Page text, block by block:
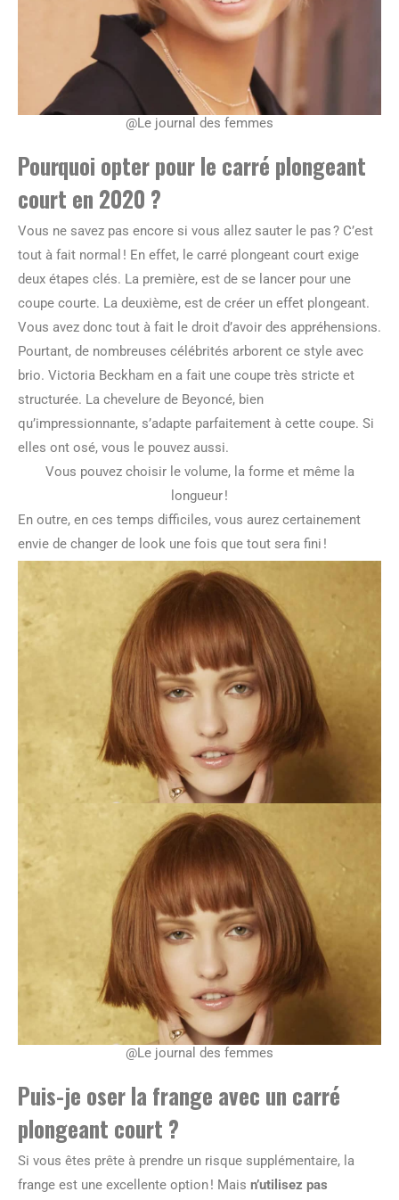
@Le journal des femmes
Pourquoi opter pour le carré plongeant
court en 2020 ?
Vous ne savez pas encore si vous allez sauter le pas ? C’est
tout à fait normal ! En effet, le carré plongeant court exige
deux étapes clés. La première, est de se lancer pour une
coupe courte. La deuxième, est de créer un effet plongeant.
Vous avez donc tout à fait le droit d’avoir des appréhensions.
Pourtant, de nombreuses célébrités arborent ce style avec
brio. Victoria Beckham en a fait une coupe très stricte et
structurée. La chevelure de Beyoncé, bien
qu’impressionnante, s’adapte parfaitement à cette coupe. Si
elles ont osé, vous le pouvez aussi.
Vous pouvez choisir le volume, la forme et même la
longueur !
En outre, en ces temps difficiles, vous aurez certainement
envie de changer de look une fois que tout sera fini !
@Le journal des femmes
Puis-je oser la frange avec un carré
plongeant court ?
Si vous êtes prête à prendre un risque supplémentaire, la
frange est une excellente option ! Mais n’utilisez pas